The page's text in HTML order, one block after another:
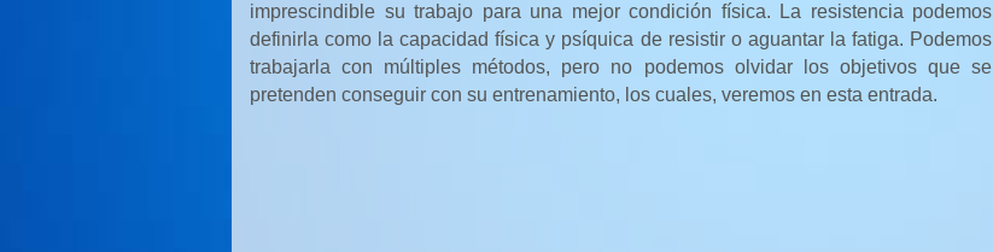
imprescindible su trabajo para una mejor condición física. La resistencia podemos
definirla como la capacidad física y psíquica de resistir o aguantar la fatiga. Podemos
trabajarla con múltiples métodos, pero no podemos olvidar los objetivos que se
pretenden conseguir con su entrenamiento, los cuales, veremos en esta entrada.